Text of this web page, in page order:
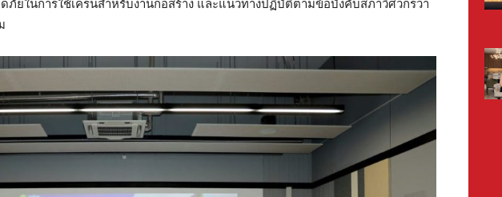
ยในการใช้เครนสำหรับงานก่อสร้าง และแนวทางปฏิบัติตามข้อบังคับสภาวิศวกรว่า